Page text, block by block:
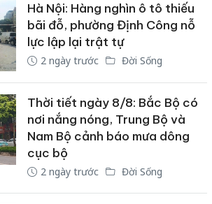
Hà Nội: Hàng nghìn ô tô thiếu
bãi đỗ, phường Định Công nỗ
lực lập lại trật tự
2 ngày trước Đời Sống
Thời tiết ngày 8/8: Bắc Bộ có
nơi nắng nóng, Trung Bộ và
Nam Bộ cảnh báo mưa dông
cục bộ
2 ngày trước Đời Sống